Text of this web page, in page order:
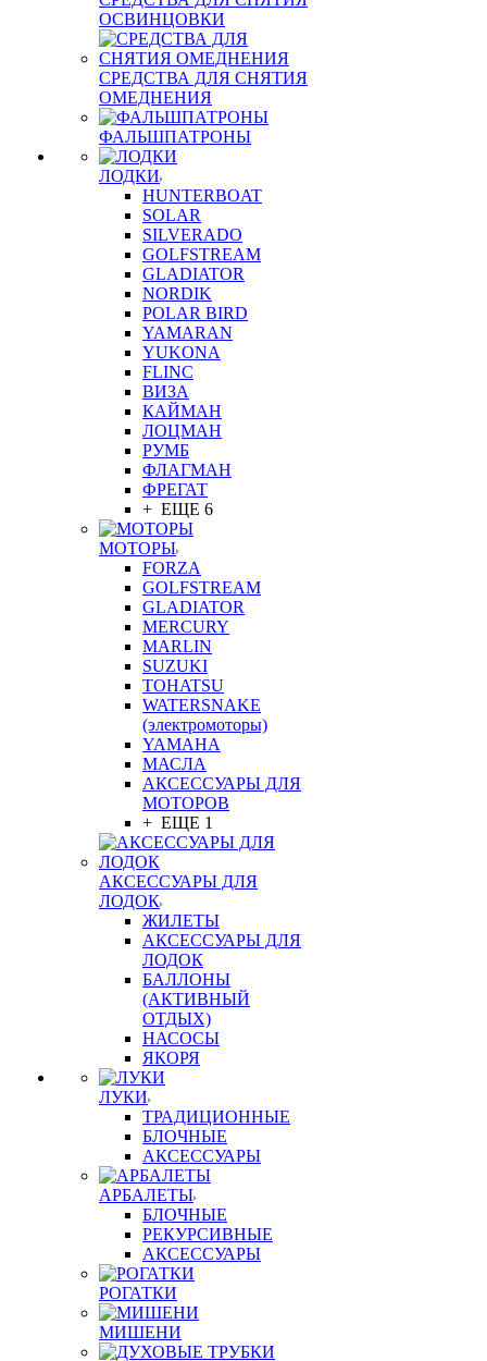
ОСВИНЦОВКИ
СРЕДСТВА ДЛЯ СНЯТИЯ
ОМЕДНЕНИЯ
ФАЛЬШПАТРОНЫ
ЛОДКИ
HUNTERBOAT
SOLAR
SILVERADO
GOLFSTREAM
GLADIATOR
NORDIK
POLAR BIRD
YAMARAN
YUKONA
FLINC
ВИЗА
КАЙМАН
ЛОЦМАН
РУМБ
ФЛАГМАН
ФРЕГАТ
+ ЕЩЕ 6
МОТОРЫ
FORZA
GOLFSTREAM
GLADIATOR
MERCURY
MARLIN
SUZUKI
TOHATSU
WATERSNAKE
(электромоторы)
YAMAHA
МАСЛА
АКСЕССУАРЫ ДЛЯ
МОТОРОВ
+ ЕЩЕ 1
АКСЕССУАРЫ ДЛЯ
ЛОДОК
ЖИЛЕТЫ
АКСЕССУАРЫ ДЛЯ
ЛОДОК
БАЛЛОНЫ
(АКТИВНЫЙ
ОТДЫХ)
НАСОСЫ
ЯКОРЯ
ЛУКИ
ТРАДИЦИОННЫЕ
БЛОЧНЫЕ
АКСЕССУАРЫ
АРБАЛЕТЫ
БЛОЧНЫЕ
РЕКУРСИВНЫЕ
АКСЕССУАРЫ
РОГАТКИ
МИШЕНИ